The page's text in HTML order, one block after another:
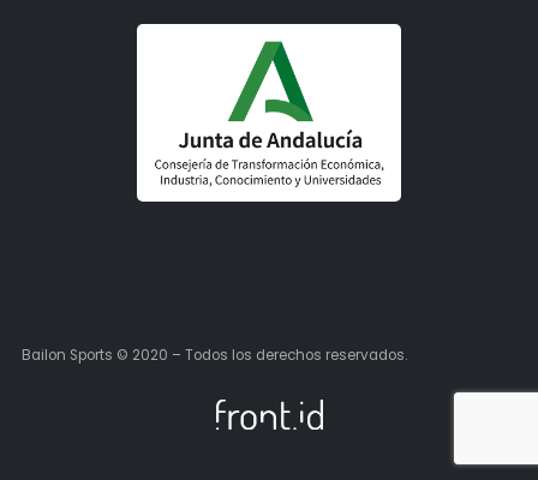
Bailon Sports © 2020 – Todos los derechos reservados.